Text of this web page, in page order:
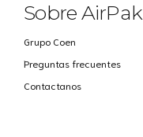
Sobre AirPak
Grupo Coen
Preguntas frecuentes
Contactanos